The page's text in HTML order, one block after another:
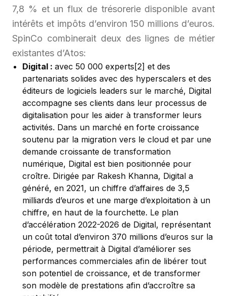
7,8 % et un flux de trésorerie disponible avant
intérêts et impôts d’environ 150 millions d’euros.
SpinCo combinerait deux des lignes de métier
existantes d’Atos:
Digital : avec 50 000 experts [2] et des
partenariats solides avec des hyperscalers et des
éditeurs de logiciels leaders sur le marché, Digital
accompagne ses clients dans leur processus de
digitalisation pour les aider à transformer leurs
activités. Dans un marché en forte croissance
soutenu par la migration vers le cloud et par une
demande croissante de transformation
numérique, Digital est bien positionnée pour
croître. Dirigée par Rakesh Khanna, Digital a
généré, en 2021, un chiffre d’affaires de 3,5
milliards d’euros et une marge d’exploitation à un
chiffre, en haut de la fourchette. Le plan
d’accélération 2022-2026 de Digital, représentant
un coût total d’environ 370 millions d’euros sur la
période, permettrait à Digital d’améliorer ses
performances commerciales afin de libérer tout
son potentiel de croissance, et de transformer
son modèle de prestations afin d’accroître sa